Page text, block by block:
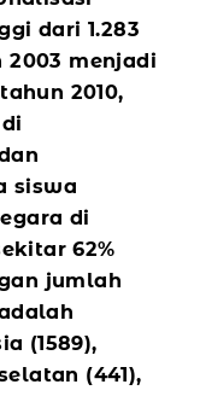
dari 1.283
2003 menjadi
2010,
siswa
di
62%
jumlah
(1589),
(441),